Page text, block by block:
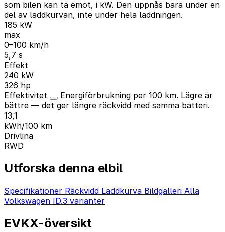
som bilen kan ta emot, i kW. Den uppnås bara under en
del av laddkurvan, inte under hela laddningen.
185 kW
max
0–100 km/h
5,7 s
Effekt
240 kW
326 hp
Effektivitet
Energiförbrukning per 100 km. Lägre är
bättre — det ger längre räckvidd med samma batteri.
13,1
kWh/100 km
Drivlina
RWD
Utforska denna elbil
Specifikationer Räckvidd Laddkurva Bildgalleri Alla
Volkswagen ID.3 varianter
EVKX-översikt